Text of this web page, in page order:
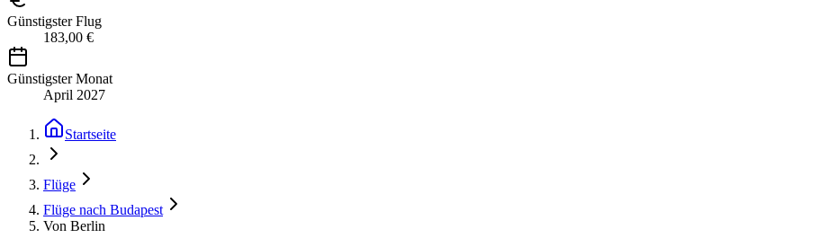
Günstigster Flug
183,00 €
Günstigster Monat
April 2027
Startseite
Flüge
Flüge nach Budapest
Von Berlin